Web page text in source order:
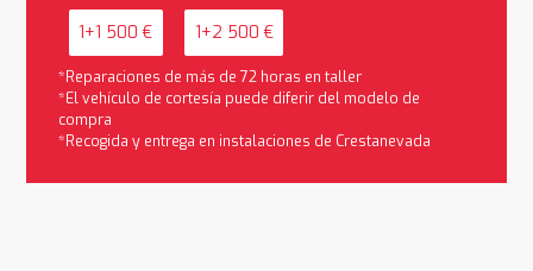
1+1 500 € 1+2 500 €
*Reparaciones de más de 72 horas en taller
*El vehículo de cortesía puede diferir del modelo de
compra
*Recogida y entrega en instalaciones de Crestanevada